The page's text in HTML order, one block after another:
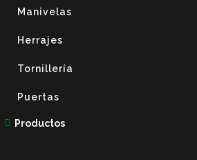
Manivelas
Herrajes
Tornillería
Puertas
Productos